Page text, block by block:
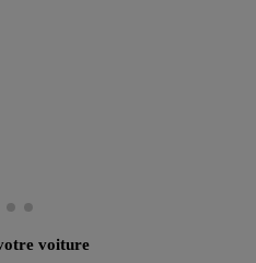
voiture